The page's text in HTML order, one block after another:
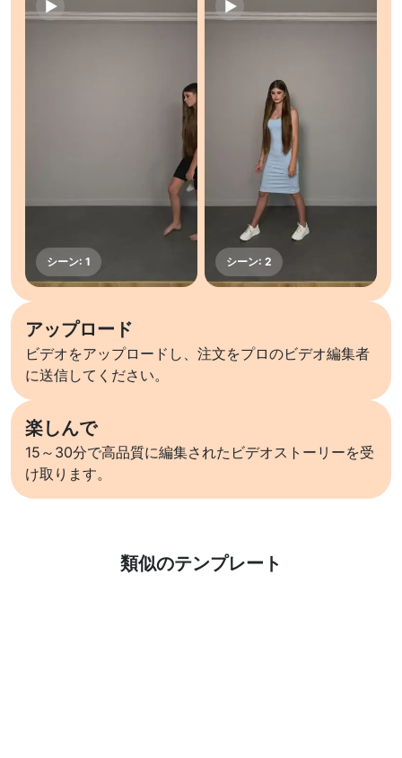
アップロード
ビデオをアップロードし、注文をプロのビデオ編集者
に送信してください。
楽しんで
15～30分で高品質に編集されたビデオストーリーを受
け取ります。
類似のテンプレート
詳しくはこちら